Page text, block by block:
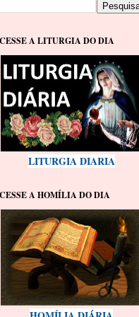
A LITURGIA DO DIA
LITURGIA DIARIA
A HOMÍLIA DO DIA